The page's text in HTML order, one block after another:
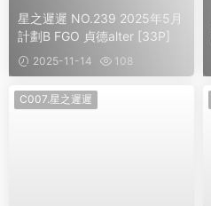
星之遲遲 NO.239 2025年5月
計劃B FGO 貞德alter [33P]
2025-11-14 108
C007.星之遲遲